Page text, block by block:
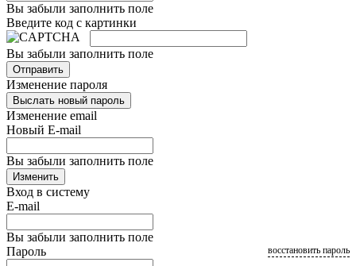
Вы забыли заполнить поле
Введите код с картинки
Вы забыли заполнить поле
Отправить
Изменение пароля
Выслать новый пароль
Изменение email
Новый E-mail
Вы забыли заполнить поле
Изменить
Вход в систему
E-mail
Вы забыли заполнить поле
Пароль
восстановить пароль